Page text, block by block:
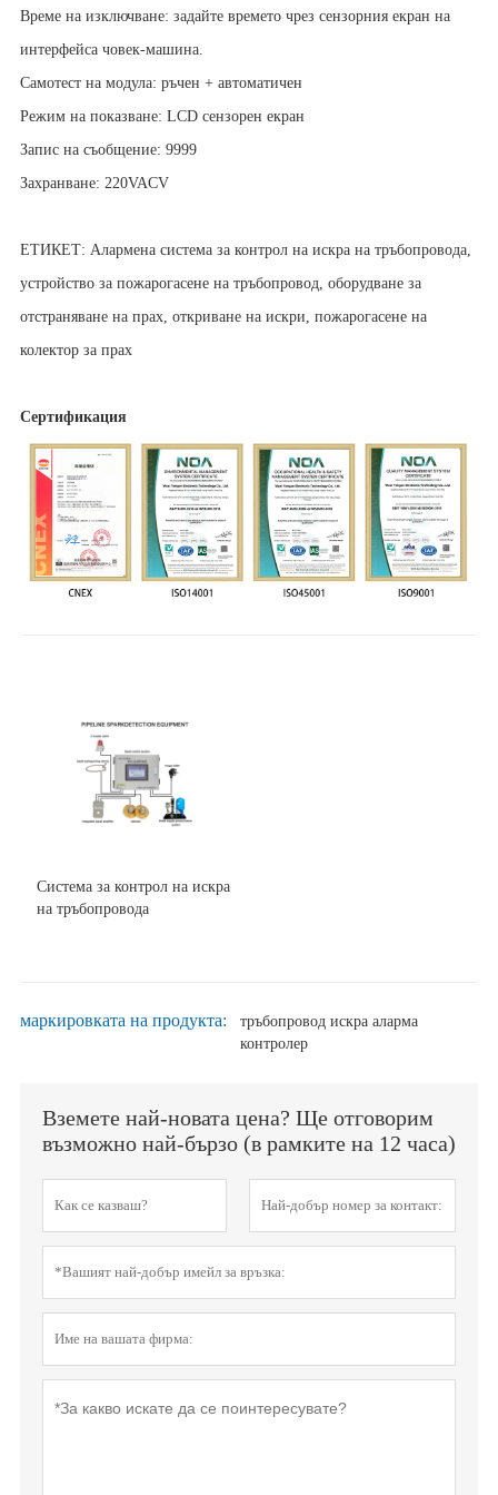
Време на изключване: задайте времето чрез сензорния екран на
интерфейса човек-машина.
Самотест на модула: ръчен + автоматичен
Режим на показване: LCD сензорен екран
Запис на съобщение: 9999
Захранване: 220VACV
ЕТИКЕТ: Алармена система за контрол на искра на тръбопровода,
устройство за пожарогасене на тръбопровод, оборудване за
отстраняване на прах, откриване на искри, пожарогасене на
колектор за прах
Сертификация
Система за контрол на искра
на тръбопровода
маркировката на продукта:
тръбопровод искра аларма
контролер
Вземете най-новата цена? Ще отговорим
възможно най-бързо (в рамките на 12 часа)